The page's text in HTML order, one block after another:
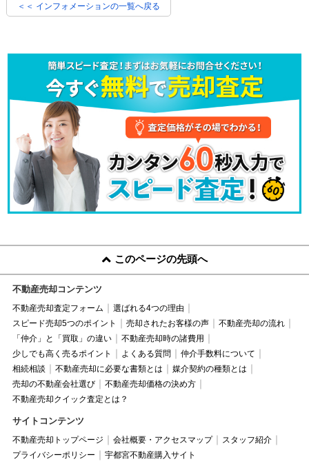
＜＜ インフォメーションの一覧へ戻る
このページの先頭へ
不動産売却コンテンツ
不動産売却査定フォーム
選ばれる4つの理由
スピード売却5つのポイント
売却されたお客様の声
不動産売却の流れ
「仲介」と「買取」の違い
不動産売却時の諸費用
少しでも高く売るポイント
よくある質問
仲介手数料について
相続相談
不動産売却に必要な書類とは
媒介契約の種類とは
売却の不動産会社選び
不動産売却価格の決め方
不動産売却クイック査定とは？
サイトコンテンツ
不動産売却トップページ 会社概要・アクセスマップ
スタッフ紹介
プライバシーポリシー
宇都宮不動産購入サイト